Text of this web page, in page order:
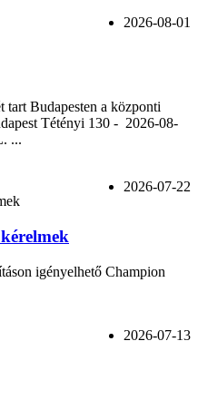
2026-08-01
tart Budapesten a központi
Tétényi 130 - 2026-08-
...
2026-07-22
igényelhető Champion
2026-07-13